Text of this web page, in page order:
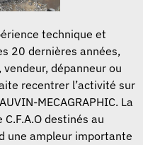
technique et
20 dernières années,
dépanneur ou
recentrer l’activité sur
MECAGRAPHIC. La
destinés au
une ampleur importante